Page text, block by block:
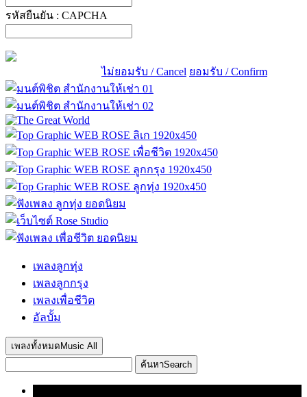
รหัสยืนยัน : CAPCHA
ไม่ยอมรับ / Cancel ยอมรับ / Confirm
เพลงลูกทุ่ง
เพลงลูกกรุง
เพลงเพื่อชีวิต
อัลบั้ม
เพลงทั้งหมด Music All
ค้นหาSearch